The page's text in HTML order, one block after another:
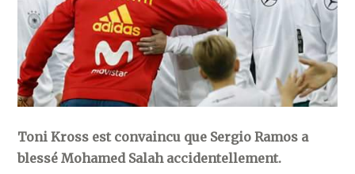
Toni Kross est convaincu que Sergio Ramos a
blessé Mohamed Salah accidentellement.